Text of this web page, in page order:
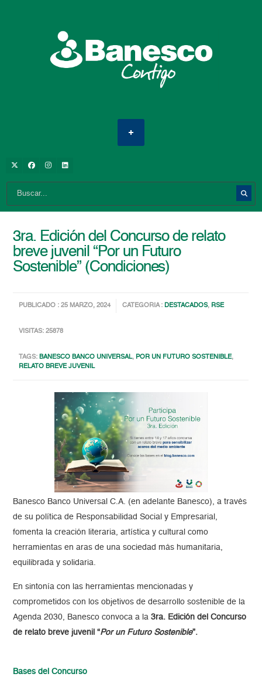
3ra. Edición del Concurso de relato
breve juvenil “Por un Futuro
Sostenible” (Condiciones)
PUBLICADO : 25 MARZO, 2024 CATEGORIA :DESTACADOS, RSE
VISITAS: 25878
TAGS:BANESCO BANCO UNIVERSAL, POR UN FUTURO SOSTENIBLE,
RELATO BREVE JUVENIL
Banesco Banco Universal C.A. (en adelante Banesco), a través
de su política de Responsabilidad Social y Empresarial,
fomenta la creación literaria, artística y cultural como
herramientas en aras de una sociedad más humanitaria,
equilibrada y solidaria.
En sintonía con las herramientas mencionadas y
comprometidos con los objetivos de desarrollo sostenible de la
Agenda 2030, Banesco convoca a la3ra. Edición del Concurso
de relato breve juvenil “Por un Futuro Sostenible”.
Bases del Concurso